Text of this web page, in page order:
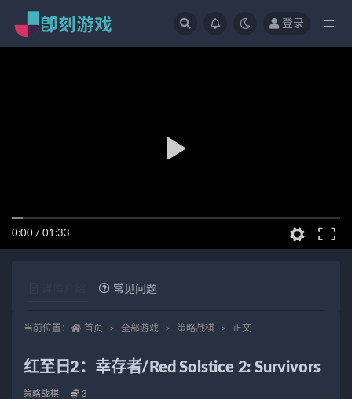
登录
0:00 / 01:33
常见问题
当前位置： 首页 全部游戏 策略战棋 正文
红至日2：幸存者/Red Solstice 2: Survivors
策略战棋 3